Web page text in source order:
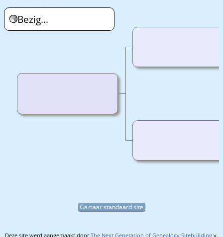
Bezig...
Ga naar standaard site
Deze site werd aangemaakt doorThe Next Generation of Genealogy Sitebuilding v.